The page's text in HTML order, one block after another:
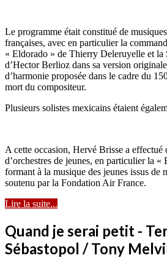
Le programme était constitué de
françaises, avec en particulier la
« Eldorado » de Thierry Deleruyelle et
d’Hector Berlioz dans sa version
d’harmonie proposée dans le cadre du
mort du compositeur.
Plusieurs solistes mexicains étaient
A cette occasion, Hervé Brisse a effectué
d’orchestres de jeunes, en particulier la «
formant à la musique des jeunes issus de
soutenu par la Fondation Air France.
Lire la suite...
Quand je serai petit -
Sébastopol / Tony